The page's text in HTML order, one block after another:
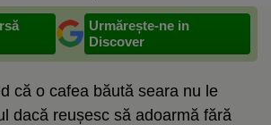
Urmărește-ne in
Discover
că o cafea băută seara nu le
dacă reușesc să adoarmă fără